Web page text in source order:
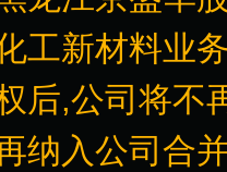
工新材料业
后,公司将不
纳入公司合